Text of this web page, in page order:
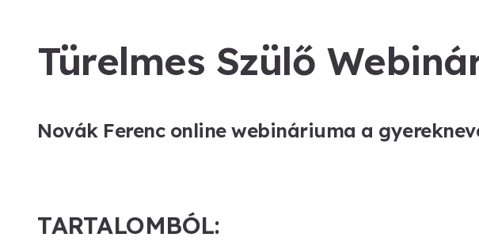
Türelmes Szülő
Novák Ferenc onlinewebináriuma a
TARTALOMBÓL: